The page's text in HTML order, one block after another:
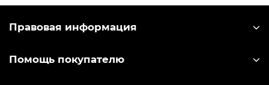
Правовая информация
Помощь покупателю